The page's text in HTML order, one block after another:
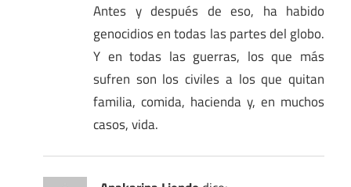
Antes y después de eso, ha habido
genocidios en todas las partes del globo.
Y en todas las guerras, los que más
sufren son los civiles a los que quitan
familia, comida, hacienda y, en muchos
casos, vida.